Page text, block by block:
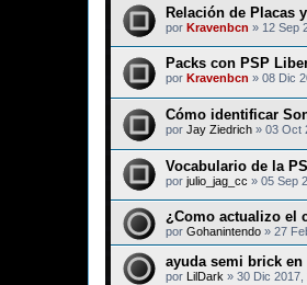
Relación de Placas
por Kravenbcn » 12 Sep
Packs con PSP
por Kravenbcn » 08 Dic
Cómo identificar
por Jay Ziedrich » 03 Oct
Vocabulario de la
por julio_jag_cc » 05 Sep
¿Como actualizo el
por Gohanintendo » 27
ayuda semi brick en
por LilDark » 30 Dic 2017,